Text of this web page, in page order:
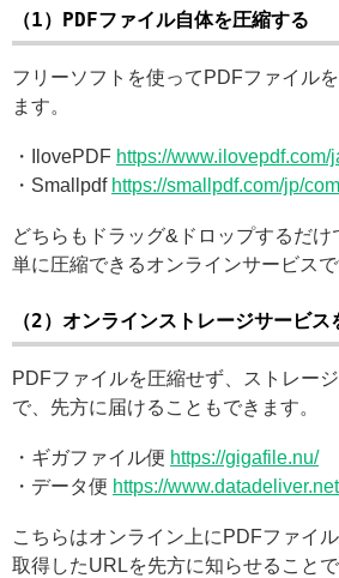
（1）PDFファイル自体を圧縮する
フリーソフトを使ってPDFファイル
ます。
・IlovePDF https://www.ilovepdf.com/
・Smallpdf https://smallpdf.com/jp/
どちらもドラッグ&ドロップするだ
単に圧縮できるオンラインサービスで
（2）オンラインストレージサービス
PDFファイルを圧縮せず、ストレー
で、先方に届けることもできます。
・ギガファイル便 https://gigafile.nu/
・データ便 https://www.datadeliver.net
こちらはオンライン上にPDFファイ
取得したURLを先方に知らせること